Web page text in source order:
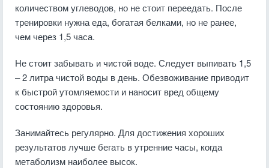
количеством углеводов, но не стоит переедать. После
тренировки нужна еда, богатая белками, но не ранее,
чем через 1,5 часа.
Не стоит забывать и чистой воде. Следует выпивать 1,5
– 2 литра чистой воды в день. Обезвоживание приводит
к быстрой утомляемости и наносит вред общему
состоянию здоровья.
Занимайтесь регулярно. Для достижения хороших
результатов лучше бегать в утренние часы, когда
метаболизм наиболее высок.